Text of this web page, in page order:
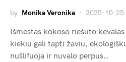
by Monika Veronika 2025-10-25
Išmestas kokoso riešuto
kiekiu gali tapti žaviu,
nušlifuoja ir nuvalo perpus…